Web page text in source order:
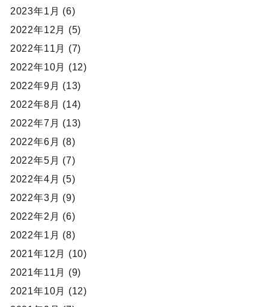
2023年1月 (6)
2022年12月 (5)
2022年11月 (7)
2022年10月 (12)
2022年9月 (13)
2022年8月 (14)
2022年7月 (13)
2022年6月 (8)
2022年5月 (7)
2022年4月 (5)
2022年3月 (9)
2022年2月 (6)
2022年1月 (8)
2021年12月 (10)
2021年11月 (9)
2021年10月 (12)